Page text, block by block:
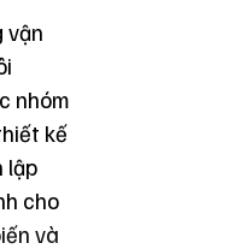
vận
nhóm
kế
lập
cho
và